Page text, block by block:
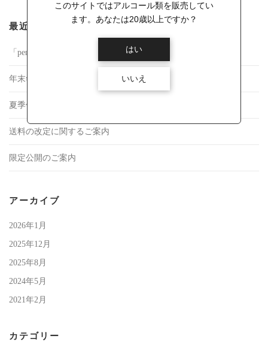
最近の投稿
「pentatonic DELFIN」発売のお知らせ
年末年始の商品発送について
夏季休業中の商品発送について
送料の改定に関するご案内
限定公開のご案内
アーカイブ
2026年1月
2025年12月
2025年8月
2024年5月
2021年2月
カテゴリー
このサイトではアルコール類を販売してい
ます。あなたは20歳以上ですか？
はい
いいえ